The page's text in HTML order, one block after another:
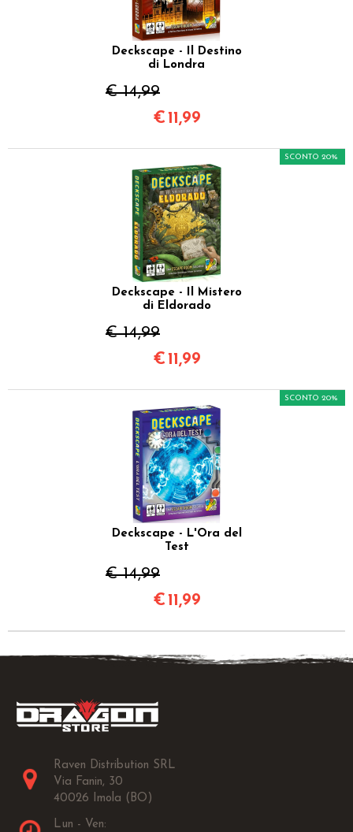
Deckscape - Il Destino
di Londra
€ 14,99
€ 11,99
Deckscape - Il Mistero
di Eldorado
€ 14,99
SCONTO 20%
€ 11,99
Deckscape - L'Ora del
Test
€ 14,99
SCONTO 20%
€ 11,99
Raven Distribution SRL
Via Fanin, 30
40026 Imola (BO)
Lun - Ven: